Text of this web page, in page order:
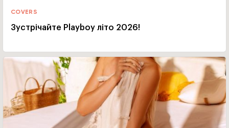
COVERS
Зустрічайте Playboy літо 2026!